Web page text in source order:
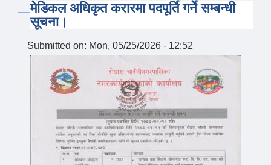
मेडिकल अधिकृत करारमा पदपूर्ति गर्ने सम्बन्धी
सूचना।
Submitted on: Mon, 05/25/2026 - 12:52